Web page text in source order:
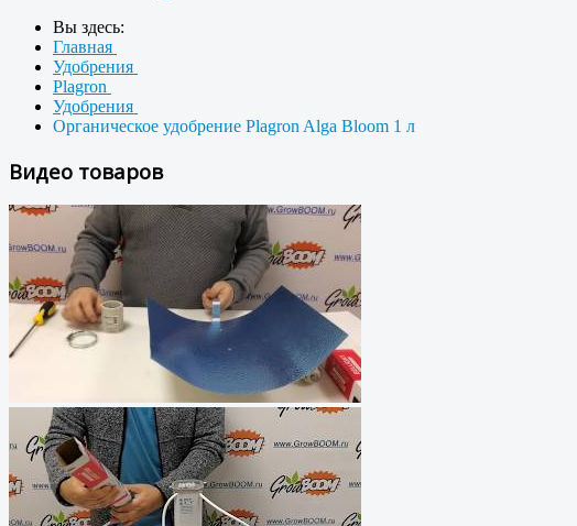
Вы здесь:
Главная
Удобрения
Plagron
Удобрения
Органическое удобрение Plagron Alga Bloom 1 л
Видео товаров